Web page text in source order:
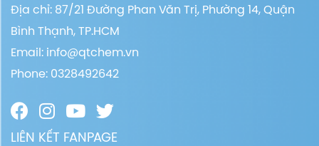
Địa chỉ: 87/21 Đường Phan Văn Trị, Phường 14, Quận
Bình Thạnh, TP.HCM
Email: info@qtchem.vn
Phone: 0328492642
LIÊN KẾT FANPAGE